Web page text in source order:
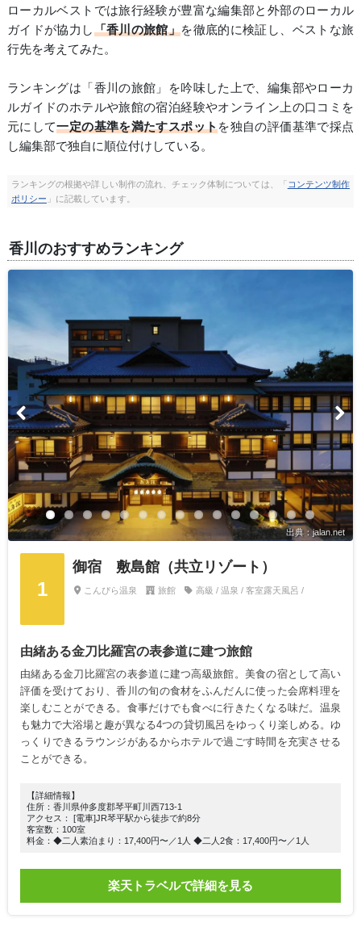
ローカルベストでは旅行経験が豊富な編集部と外部のローカル
ガイドが協力し「香川の旅館」を徹底的に検証し、ベストな旅
行先を考えてみた。
ランキングは「香川の旅館」を吟味した上で、編集部やローカ
ルガイドのホテルや旅館の宿泊経験やオンライン上の口コミを
元にして一定の基準を満たすスポットを独自の評価基準で採点
し編集部で独自に順位付けしている。
ランキングの根拠や詳しい制作の流れ、チェック体制については、「 コンテンツ制作
ポリシー 」に記載しています。
香川のおすすめランキング
出典：jalan.net
1
御宿 敷島館（共立リゾート）
こんぴら温泉 旅館 高級 / 温泉 / 客室露天風呂 /
由緒ある金刀比羅宮の表参道に建つ旅館
由緒ある金刀比羅宮の表参道に建つ高級旅館。美食の宿として高い
評価を受けており、香川の旬の食材をふんだんに使った会席料理を
楽しむことができる。食事だけでも食べに行きたくなる味だ。温泉
も魅力で大浴場と趣が異なる4つの貸切風呂をゆっくり楽しめる。ゆ
っくりできるラウンジがあるからホテルで過ごす時間を充実させる
ことができる。
【詳細情報】
住所：香川県仲多度郡琴平町川西713-1
アクセス： [電車]JR琴平駅から徒歩で約8分
客室数：100室
料金：◆二人素泊まり：17,400円〜／1人 ◆二人2食：17,400円〜／1人
楽天トラベルで詳細を見る